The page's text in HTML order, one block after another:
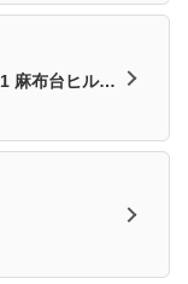
麻布台ヒルズ